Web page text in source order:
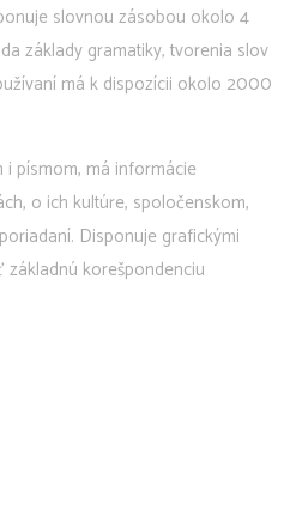
slovnou zásobou okolo 4
základy gramatiky, tvorenia slov
má k dispozícii okolo 2000
i písmom, má informácie
o ich kultúre, spoločenskom,
Disponuje grafickými
korešpondenciu